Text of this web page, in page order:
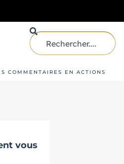
COMMENTAIRES EN ACTIONS
vous